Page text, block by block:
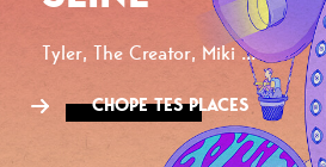
Tyler, The Creator, Miki ...
CHOPE TES PLACES